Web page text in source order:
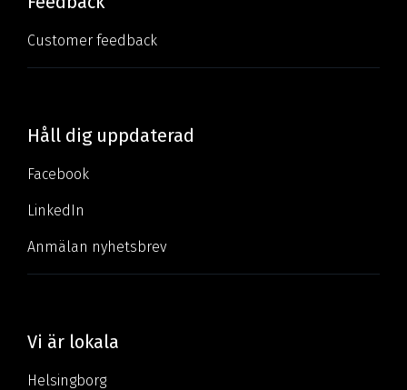
Customer feedback
Håll dig uppdaterad
Facebook
LinkedIn
Anmälan nyhetsbrev
Vi är lokala
Helsingborg